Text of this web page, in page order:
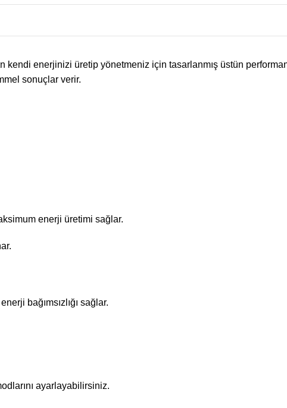
enerjinizi üretip yönetmeniz için tasarlanmış üstün
sonuçlar verir.
enerji üretimi sağlar.
bağımsızlığı sağlar.
ayarlayabilirsiniz.